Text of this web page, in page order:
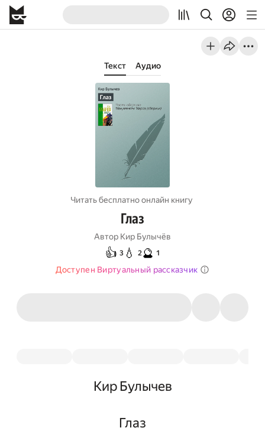
Текст Аудио
Читать бесплатно онлайн книгу
Глаз
Автор Кир Булычёв
👍 3💧 2🔮 1
Доступен Виртуальный рассказчик
Кир Булычев
Глаз